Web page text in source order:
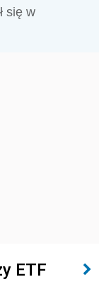
się w
ETF